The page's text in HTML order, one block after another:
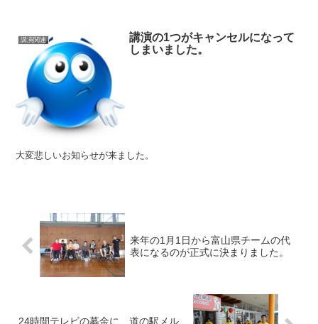
講演関連
講演の1つがキャンセルになって
しまいました。
大変悲しいお知らせが来ました。
来年の1月1日から富山県チームの代
表になるのが正式に決まりました。
24時間テレビの募金に、道の駅メル